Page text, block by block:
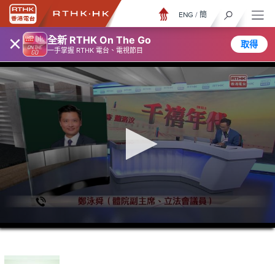
× 全新 RTHK On The Go
一手掌握 RTHK 電台、電視節目
取得
ENG / 簡
0
seconds